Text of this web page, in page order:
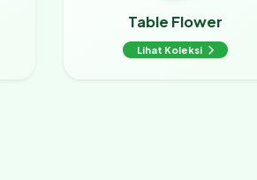
Table Flower
Lihat Koleksi